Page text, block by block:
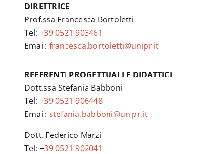
DIRETTRICE
Prof.ssa Francesca Bortoletti
Tel: +39 0521 903461
Email: francesca.bortoletti@unipr.it
REFERENTI PROGETTUALI E DIDATTICI
Dott.ssa Stefania Babboni
Tel: +39 0521 906448
Email: stefania.babboni@unipr.it
Dott. Federico Marzi
Tel: +39 0521 902041